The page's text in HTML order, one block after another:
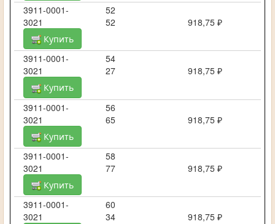
3911-0001-
3021
52
52
918,75 ₽
Купить
3911-0001-
3021
54
27
918,75 ₽
Купить
3911-0001-
3021
56
65
918,75 ₽
Купить
3911-0001-
3021
58
77
918,75 ₽
Купить
3911-0001-
3021
60
34
918,75 ₽